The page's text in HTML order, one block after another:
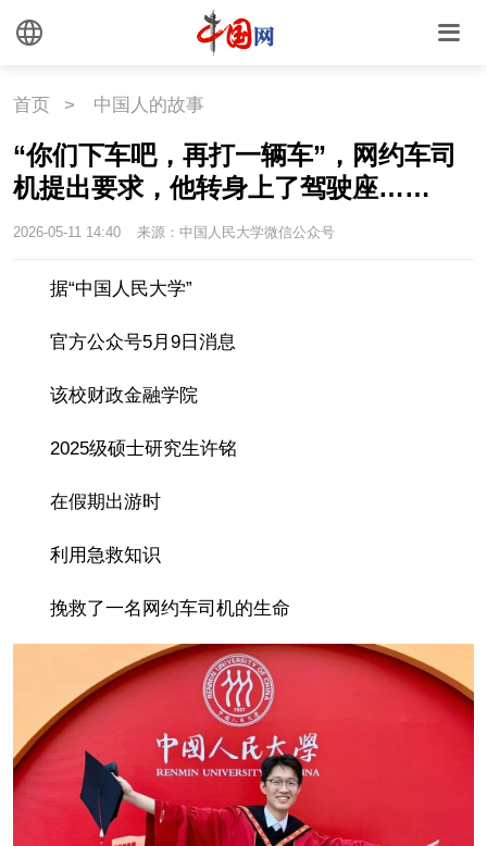
首页 > 中国人的故事
“你们下车吧，再打一辆车”，网约车司
机提出要求，他转身上了驾驶座……
2026-05-11 14:40 来源：中国人民大学微信公众号
据“中国人民大学”
官方公众号5月9日消息
该校财政金融学院
2025级硕士研究生许铭
在假期出游时
利用急救知识
挽救了一名网约车司机的生命